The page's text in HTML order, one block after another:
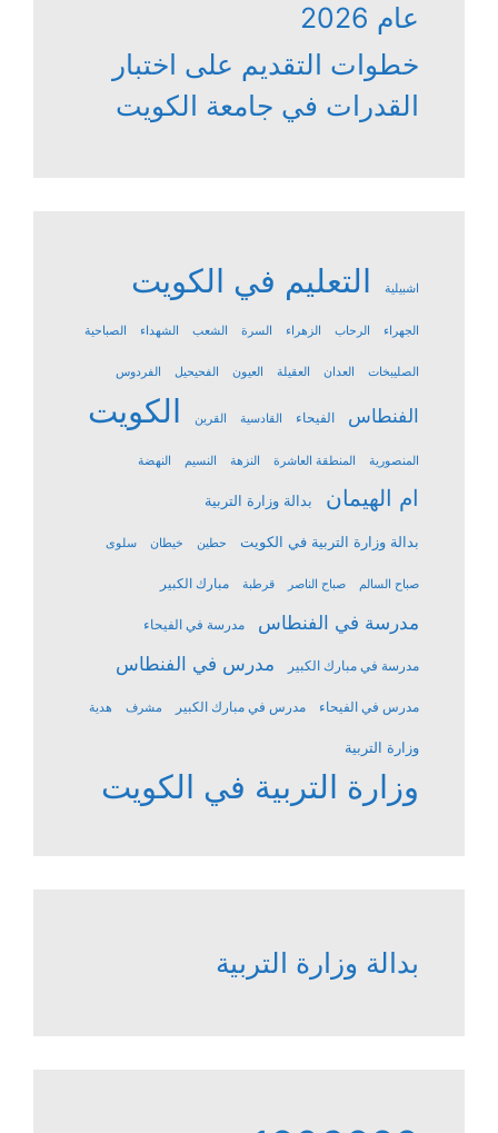
عام 2026
خطوات التقديم على اختبار
القدرات في جامعة الكويت
اشبيلية التعليم في الكويت
الجهراء الرحاب الزهراء السرة الشعب الشهداء الصباحية
الصليبخات العدان العقيلة العيون الفحيحيل الفردوس
الفنطاس الفيحاء القادسية القرين الكويت
المنصورية المنطقة العاشرة النزهة النسيم النهضة
ام الهيمان بدالة وزارة التربية
بدالة وزارة التربية في الكويت حطين خيطان سلوى
صباح السالم صباح الناصر قرطبة مبارك الكبير
مدرسة في الفنطاس مدرسة في الفيحاء
مدرسة في مبارك الكبير مدرس في الفنطاس
مدرس في الفيحاء مدرس في مبارك الكبير مشرف هدية
وزارة التربية
وزارة التربية في الكويت
بدالة وزارة التربية